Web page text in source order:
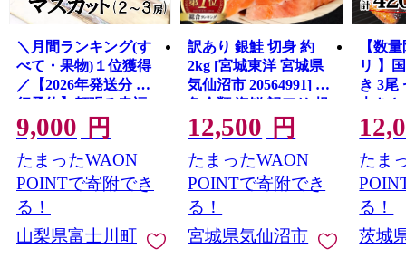
＼月間ランキング(す
べて・果物)１位獲得
／【2026年発送分 先
行予約】頬張る幸福
感 〜緑の宝石・ シ
ャインマスカット 〜
１ｋｇ以上（２〜３
房） フルーツ 山梨県
産 果物 くだもの シャ
イン マスカット ぶど
う ブドウ 葡萄 大粒 種
9,000 円
たまったWAON
POINTで寄附でき
る！
山梨県富士川町
訳あり 銀鮭 切身 約
2kg [宮城東洋 宮城県
気仙沼市 20564991] 鮭
魚介類 海鮮 訳アリ 規
格外 不揃い さけ サケ
鮭切身 シャケ 切り身
冷凍 家庭用 おかず 弁
当 支援 サーモン 銀鮭
切り身 魚 わけあり
12,500 円
たまったWAON
POINTで寄附でき
る！
宮城県気仙沼市
【数
リ 】
き 3尾
大き
レ・
鰻 ふ
な重
茨城
と納
たま
る！
茨城